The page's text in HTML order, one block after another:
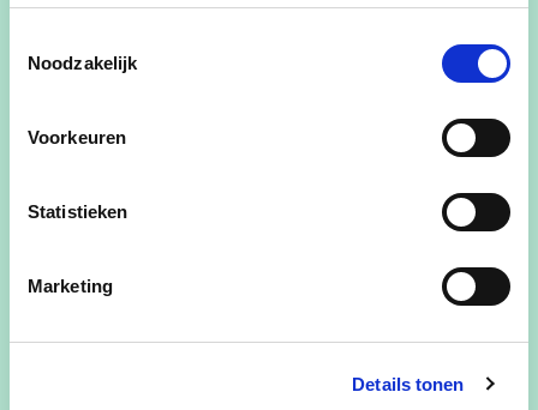
Noodzakelijk
Voorkeuren
Statistieken
Marketing
Details tonen
Ik zet mij in met hart en ziel voor de plantenbib en
samenbrengen om eenzaamheid tegen te gaan,
Adres
Geboortedatum